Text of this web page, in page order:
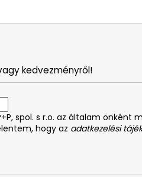
kedvezményről!
spol. s r.o. az általam
hogy az adatkezelési